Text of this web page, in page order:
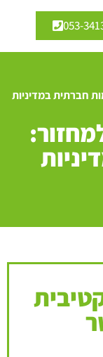
053-
חברתית במדיניות